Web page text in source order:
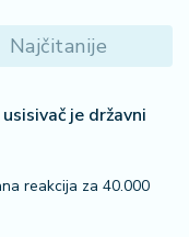
Najčitanije
je državni
reakcija za 40.000